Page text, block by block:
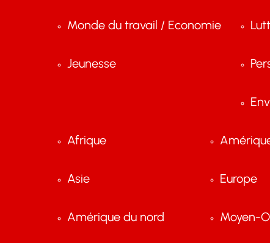
Monde du travail / Economie
Jeunesse
Afrique
Asie
Amérique du nord
Europe
Moyen-